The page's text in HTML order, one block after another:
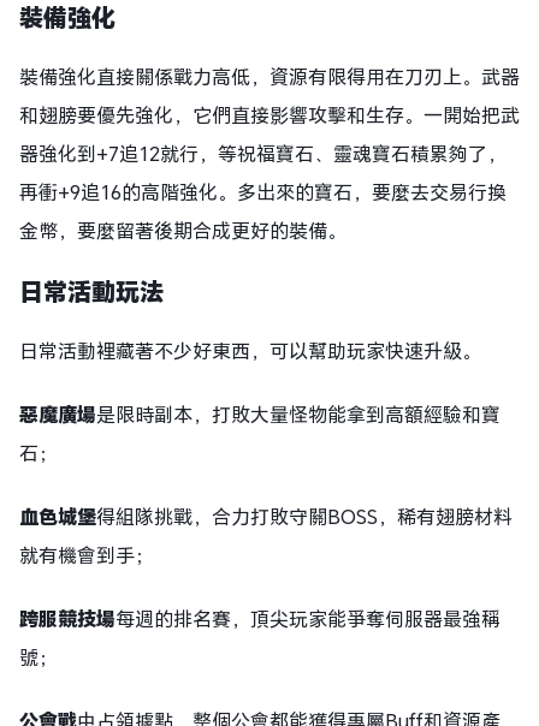
裝備強化
裝備強化直接關係戰力高低，資源有限得用在刀刃上。武器
和翅膀要優先強化，它們直接影響攻擊和生存。一開始把武
器強化到+7追12就行，等祝福寶石、靈魂寶石積累夠了，
再衝+9追16的高階強化。多出來的寶石，要麼去交易行換
金幣，要麼留著後期合成更好的裝備。​
日常活動玩法
日常活動裡藏著不少好東西，可以幫助玩家快速升級。
惡魔廣場是限時副本，打敗大量怪物能拿到高額經驗和寶
石；
血色城堡得組隊挑戰，合力打敗守關BOSS，稀有翅膀材料
就有機會到手；
跨服競技場每週的排名賽，頂尖玩家能爭奪伺服器最強稱
號；
公會戰中占領據點，整個公會都能獲得專屬Buff和資源產